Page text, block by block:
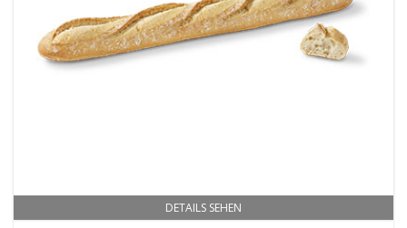
DETAILS SEHEN